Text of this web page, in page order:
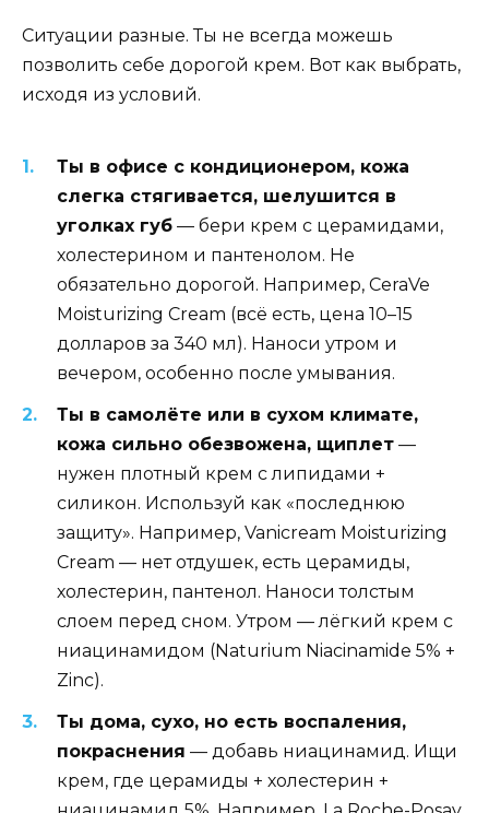
Ситуации разные. Ты не всегда можешь
позволить себе дорогой крем. Вот как выбрать,
исходя из условий.
Ты в офисе с кондиционером, кожа
слегка стягивается, шелушится в
уголках губ — бери крем с церамидами,
холестерином и пантенолом. Не
обязательно дорогой. Например, CeraVe
Moisturizing Cream (всё есть, цена 10–15
долларов за 340 мл). Наноси утром и
вечером, особенно после умывания.
Ты в самолёте или в сухом климате,
кожа сильно обезвожена, щиплет —
нужен плотный крем с липидами +
силикон. Используй как «последнюю
защиту». Например, Vanicream Moisturizing
Cream — нет отдушек, есть церамиды,
холестерин, пантенол. Наноси толстым
слоем перед сном. Утром — лёгкий крем с
ниацинамидом (Naturium Niacinamide 5% +
Zinc).
Ты дома, сухо, но есть воспаления,
покраснения — добавь ниацинамид. Ищи
крем, где церамиды + холестерин +